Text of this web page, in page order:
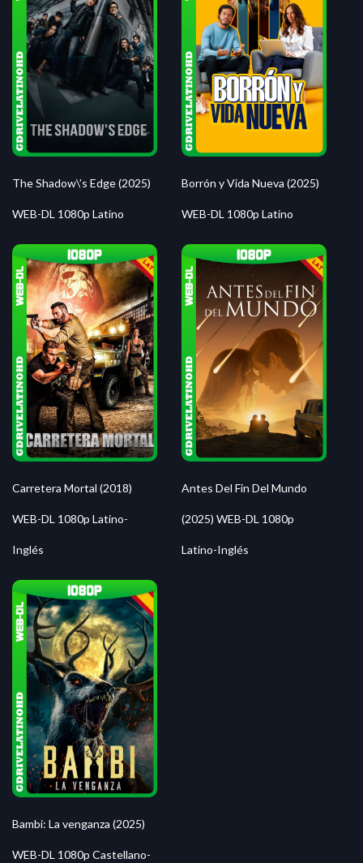
The Shadow\’s Edge (2025)
WEB-DL 1080p Latino
Borrón y Vida Nueva (2025)
WEB-DL 1080p Latino
Carretera Mortal (2018)
WEB-DL 1080p Latino-
Inglés
Antes Del Fin Del Mundo
(2025) WEB-DL 1080p
Latino-Inglés
Bambi: La venganza (2025)
WEB-DL 1080p Castellano-